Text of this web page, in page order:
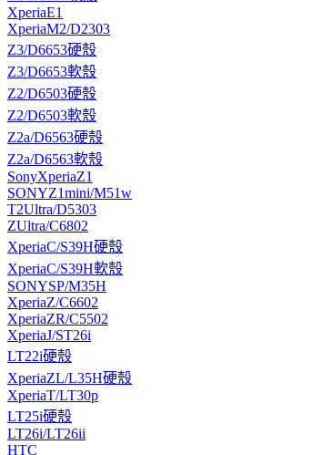
XperiaE1
XperiaM2/D2303
Z3/D6653硬殼
Z3/D6653軟殼
Z2/D6503硬殼
Z2/D6503軟殼
Z2a/D6563硬殼
Z2a/D6563軟殼
SonyXperiaZ1
SONYZ1mini/M51w
T2Ultra/D5303
ZUltra/C6802
XperiaC/S39H硬殼
XperiaC/S39H軟殼
SONYSP/M35H
XperiaZ/C6602
XperiaZR/C5502
XperiaJ/ST26i
LT22i硬殼
XperiaZL/L35H硬殼
XperiaT/LT30p
LT25i硬殼
LT26i/LT26ii
HTC